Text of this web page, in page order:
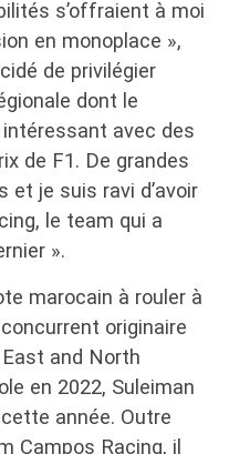
s’offraient à moi
en monoplace »,
de privilégier
dont le
intéressant avec des
de F1. De grandes
et je suis ravi d’avoir
le team qui a
».
marocain à rouler à
originaire
and North
en 2022, Suleiman
année. Outre
Campos Racing, il